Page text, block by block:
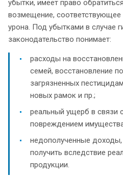
убытки, имеет право
возмещение, соответствующее
урона. Под убытками в случае
законодательство понимает:
расходы на
семей, восстановление
загрязненных
новых рамок и пр.;
реальный ущерб в связи
повреждением
недополученные
получить вследствие
продукции.